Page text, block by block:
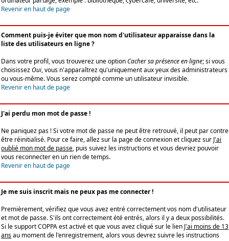
Revenir en haut de page
Comment puis-je éviter que mon nom d'utilisateur apparaisse dans la
liste des utilisateurs en ligne ?
Dans votre profil, vous trouverez une optionCacher sa présence en ligne; si vous
choisissezOui, vous n'apparaîtrez qu'uniquement aux yeux des administrateurs
ou vous-même. Vous serez compté comme un utilisateur invisible.
Revenir en haut de page
J'ai perdu mon mot de passe !
Ne paniquez pas ! Si votre mot de passe ne peut être retrouvé, il peut par contre
être réinitialisé. Pour ce faire, allez sur la page de connexion et cliquez sur J'ai
oublié mon mot de passe, puis suivez les instructions et vous devriez pouvoir
vous reconnecter en un rien de temps.
Revenir en haut de page
Je me suis inscrit mais ne peux pas me connecter !
Premièrement, vérifiez que vous avez entré correctement vos nom d'utilisateur
et mot de passe. S'ils ont correctement été entrés, alors il y a deux possibilités.
Si le support COPPA est activé et que vous avez cliqué sur le lien J'ai moins de 13
ansau moment de l'enregistrement, alors vous devrez suivre les instructions